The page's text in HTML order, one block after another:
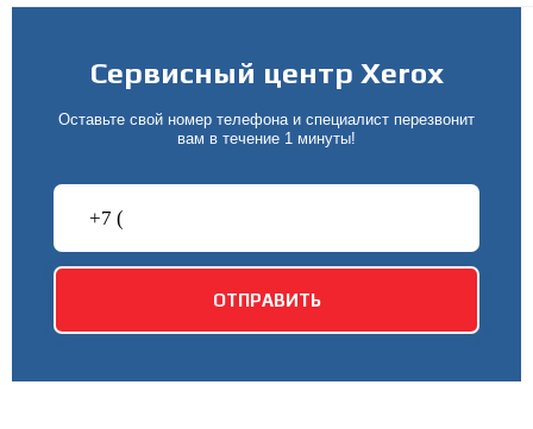
Сервисный центр Xerox
Оставьте свой номер телефона и специалист перезвонит
вам в течение 1 минуты!